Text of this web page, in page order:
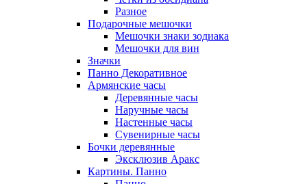
Разное
Подарочные мешочки
Мешочки знаки зодиака
Мешочки для вин
Значки
Панно Декоративное
Армянские часы
Деревянные часы
Наручные часы
Настенные часы
Сувенирные часы
Бочки деревянные
Эксклюзив Аракс
Картины. Панно